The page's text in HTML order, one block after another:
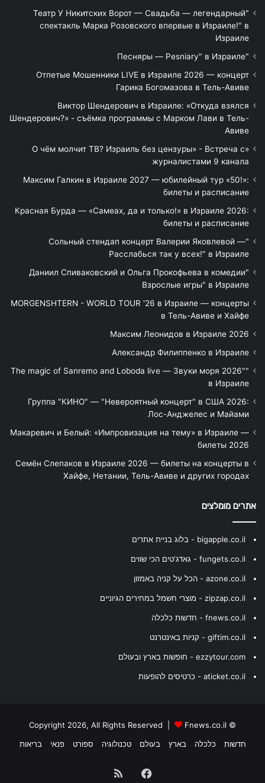
"Театр У Никитских Ворот — Свадьба — легендарный
спектакль Марка Розовского впервые в Израиле!" в
Израиле
"Песняры — Pesniary" в Израиле
Отпетые Мошенники LIVE в Израиле 2026 — концерт
Гарика Богомазова в Тель-Авиве
Виктор Шендерович в Израиле: «Откуда взялся
Шендерович?» - съёмка программы с Марком Лави в Тель-
Авиве
«О чём молчит ТВ? Израиль без цензуры» - Встреча с
журналистами 9 канала
Максим Галкин в Израиле 2027 — юбилейный тур «50!»:
билеты и расписание
Красная Бурда — «Самеах, да и только!» в Израиле 2026:
билеты и расписание
"Сольный стендап концерт Валерии Яковлевой —
Расслабься так у всех!" в Израиле
"Даниил Спиваковский и Ольга Прокофьева в комедии
Взрослые игры" в Израиле
MORGENSHTERN - WORLD TOUR '26 в Израиле — концерты
в Тель-Авиве и Хайфе
Максим Леонидов в Израиле 2026
Александр Филиппенко в Израиле
"The magic of Sanremo and Loboda live — Звуки моря 2026"
в Израиле
Группа "КИНО" — "Невероятный концерт" в США 2026:
Лос-Анджелес и Майами
Макаревич и Белый: «Импровизация на тему» в Израиле —
билеты 2026
Семён Слепаков в Израиле 2026 — билеты на концерты в
Хайфе, Нетании, Тель-Авиве и других городах
אתרים מומלצים
bigapple.co.il - בלוג בניית אתרים
fungets.co.il - גאדג'טים הכי שווים
azone.co.il - הכל על קניה באמזון
zipzap.co.il - מוצרי חשמל במחירים הגיוניים
fnews.co.il - חדשות כלכלה
giftim.co.il - קניות באינטרנט
ezzytour.com - חופשות בארץ ובעולם
aticket.co.il - כרטיסים להופעות
© Copyright 2026, All Rights Reserved |
Fnews.co.il
חדשות
כלכלה בארץ בעולם טכנולוגיה ספורט פנאי בריאות
Facebook